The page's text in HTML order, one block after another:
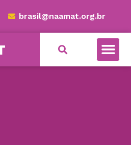
brasil@naamat.org.br